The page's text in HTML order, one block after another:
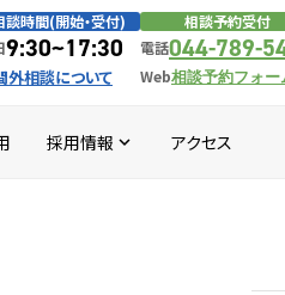
談時間(開始・受付)
9:30~17:30
外相談について
相談予約受付
電話044-789-
Web相談予約フォー
採用情報 expand_more アクセス